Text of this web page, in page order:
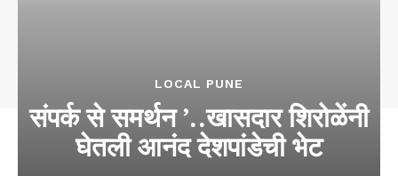
LOCAL PUNE
संपर्क से समर्थन ’..खासदार शिरोळेंनी
घेतली आनंद देशपांडेची भेट